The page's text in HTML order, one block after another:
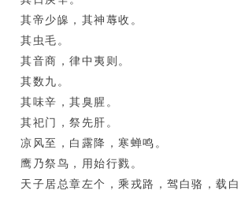
其帝少皞，其神蓐收。
其虫毛。
其音商，律中夷则。
其数九。
其味辛，其臭腥。
其祀门，祭先肝。
凉风至，白露降，寒蝉鸣。
鹰乃祭鸟，用始行戮。
天子居总章左个，乘戎路，驾白骆，载白